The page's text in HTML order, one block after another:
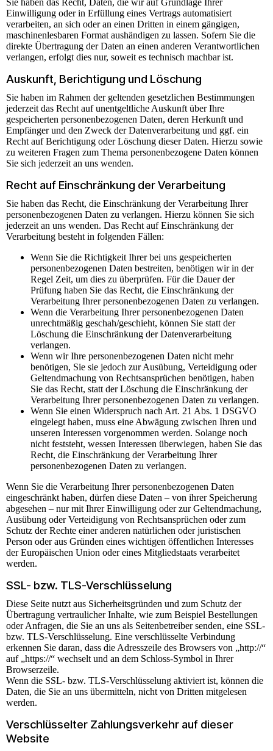
Sie haben das Recht, Daten, die wir auf Grundlage Ihrer
Einwilligung oder in Erfüllung eines Vertrags automatisiert
verarbeiten, an sich oder an einen Dritten in einem gängigen,
maschinenlesbaren Format aushändigen zu lassen. Sofern Sie die
direkte Übertragung der Daten an einen anderen Verantwortlichen
verlangen, erfolgt dies nur, soweit es technisch machbar ist.
Auskunft, Berichtigung und Löschung
Sie haben im Rahmen der geltenden gesetzlichen Bestimmungen
jederzeit das Recht auf unentgeltliche Auskunft über Ihre
gespeicherten personenbezogenen Daten, deren Herkunft und
Empfänger und den Zweck der Datenverarbeitung und ggf. ein
Recht auf Berichtigung oder Löschung dieser Daten. Hierzu sowie
zu weiteren Fragen zum Thema personenbezogene Daten können
Sie sich jederzeit an uns wenden.
Recht auf Einschränkung der Verarbeitung
Sie haben das Recht, die Einschränkung der Verarbeitung Ihrer
personenbezogenen Daten zu verlangen. Hierzu können Sie sich
jederzeit an uns wenden. Das Recht auf Einschränkung der
Verarbeitung besteht in folgenden Fällen:
Wenn Sie die Richtigkeit Ihrer bei uns gespeicherten
personenbezogenen Daten bestreiten, benötigen wir in der
Regel Zeit, um dies zu überprüfen. Für die Dauer der
Prüfung haben Sie das Recht, die Einschränkung der
Verarbeitung Ihrer personenbezogenen Daten zu verlangen.
Wenn die Verarbeitung Ihrer personenbezogenen Daten
unrechtmäßig geschah/geschieht, können Sie statt der
Löschung die Einschränkung der Datenverarbeitung
verlangen.
Wenn wir Ihre personenbezogenen Daten nicht mehr
benötigen, Sie sie jedoch zur Ausübung, Verteidigung oder
Geltendmachung von Rechtsansprüchen benötigen, haben
Sie das Recht, statt der Löschung die Einschränkung der
Verarbeitung Ihrer personenbezogenen Daten zu verlangen.
Wenn Sie einen Widerspruch nach Art. 21 Abs. 1 DSGVO
eingelegt haben, muss eine Abwägung zwischen Ihren und
unseren Interessen vorgenommen werden. Solange noch
nicht feststeht, wessen Interessen überwiegen, haben Sie das
Recht, die Einschränkung der Verarbeitung Ihrer
personenbezogenen Daten zu verlangen.
Wenn Sie die Verarbeitung Ihrer personenbezogenen Daten
eingeschränkt haben, dürfen diese Daten – von ihrer Speicherung
abgesehen – nur mit Ihrer Einwilligung oder zur Geltendmachung,
Ausübung oder Verteidigung von Rechtsansprüchen oder zum
Schutz der Rechte einer anderen natürlichen oder juristischen
Person oder aus Gründen eines wichtigen öffentlichen Interesses
der Europäischen Union oder eines Mitgliedstaats verarbeitet
werden.
SSL- bzw. TLS-Verschlüsselung
Diese Seite nutzt aus Sicherheitsgründen und zum Schutz der
Übertragung vertraulicher Inhalte, wie zum Beispiel Bestellungen
oder Anfragen, die Sie an uns als Seitenbetreiber senden, eine SSL-
bzw. TLS-Verschlüsselung. Eine verschlüsselte Verbindung
erkennen Sie daran, dass die Adresszeile des Browsers von „http://“
auf „https://“ wechselt und an dem Schloss-Symbol in Ihrer
Browserzeile.
Wenn die SSL- bzw. TLS-Verschlüsselung aktiviert ist, können die
Daten, die Sie an uns übermitteln, nicht von Dritten mitgelesen
werden.
Verschlüsselter Zahlungsverkehr auf dieser
Website